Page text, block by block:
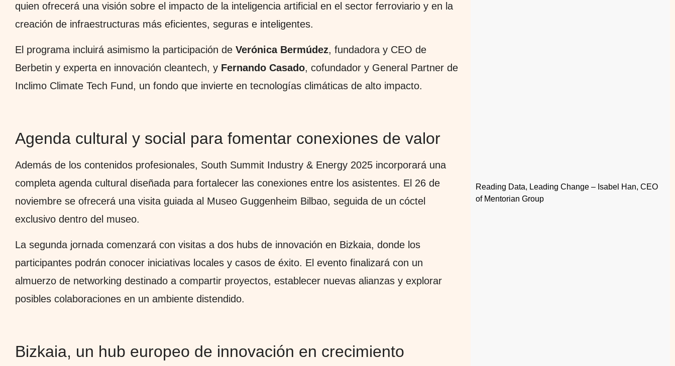
quien ofrecerá una visión sobre el impacto de la inteligencia artificial en el sector ferroviario y en la
creación de infraestructuras más eficientes, seguras e inteligentes.
El programa incluirá asimismo la participación de Verónica Bermúdez, fundadora y CEO de
Berbetin y experta en innovación cleantech, y Fernando Casado, cofundador y General Partner de
Inclimo Climate Tech Fund, un fondo que invierte en tecnologías climáticas de alto impacto.
Agenda cultural y social para fomentar conexiones de valor
Además de los contenidos profesionales, South Summit Industry & Energy 2025 incorporará una
completa agenda cultural diseñada para fortalecer las conexiones entre los asistentes. El 26 de
noviembre se ofrecerá una visita guiada al Museo Guggenheim Bilbao, seguida de un cóctel
exclusivo dentro del museo.
La segunda jornada comenzará con visitas a dos hubs de innovación en Bizkaia, donde los
participantes podrán conocer iniciativas locales y casos de éxito. El evento finalizará con un
almuerzo de networking destinado a compartir proyectos, establecer nuevas alianzas y explorar
posibles colaboraciones en un ambiente distendido.
Bizkaia, un hub europeo de innovación en crecimiento
Reading Data, Leading Change – Isabel Han, CEO
of Mentorian Group